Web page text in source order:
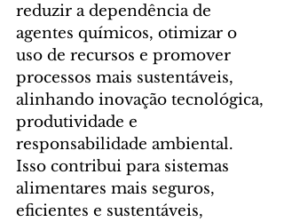
reduzir a dependência de
agentes químicos, otimizar o
uso de recursos e promover
processos mais sustentáveis,
alinhando inovação tecnológica,
produtividade e
responsabilidade ambiental.
Isso contribui para sistemas
alimentares mais seguros,
eficientes e sustentáveis,